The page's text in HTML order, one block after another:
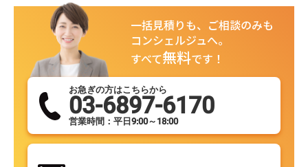
一括見積りも、ご相談のみも
コンシェルジュへ。
すべて無料です！
お急ぎの方はこちらから
03-6897-6170
営業時間：平日9:00～18:00